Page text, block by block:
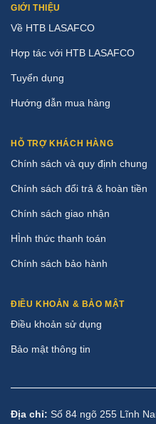
GIỚI THIỆU
Về HTB LASAFCO
Hợp tác với HTB LASAFCO
Tuyển dụng
Hướng dẫn mua hàng
HỖ TRỢ KHÁCH HÀNG
Chính sách và quy định chung
Chính sách đổi trả & hoàn tiền
Chính sách giao nhận
HÌnh thức thanh toán
Chính sách bảo hành
ĐIỀU KHOẢN & BẢO MẬT
Điều khoản sử dụng
Bảo mật thông tin
Địa chỉ: Số 84 ngõ 255 Lĩnh